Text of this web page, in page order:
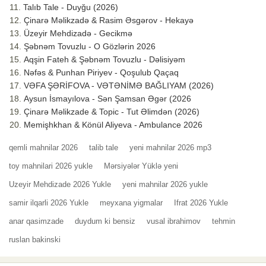
Talıb Tale - Duyğu (2026)
Çinarə Məlikzadə & Rasim Əsgərov - Hekayə
Üzeyir Mehdizadə - Gecikmə
Şəbnəm Tovuzlu - O Gözlərin 2026
Aqşin Fateh & Şəbnəm Tovuzlu - Dəlisiyəm
Nəfəs & Punhan Piriyev - Qoşulub Qaçaq
VƏFA ŞƏRİFOVA - VƏTƏNİMƏ BAĞLIYAM (2026)
Aysun İsmayılova - Sən Şamsan Əgər (2026
Çinarə Məlikzade & Topic - Tut Əlimdən (2026)
Memişhkhan & Könül Aliyeva - Ambulance 2026
qemli mahnilar 2026 talib tale yeni mahnilar 2026 mp3
toy mahnilari 2026 yukle Mərsiyələr Yüklə yeni
Uzeyir Mehdizade 2026 Yukle yeni mahnilar 2026 yukle
samir ilqarli 2026 Yukle meyxana yigmalar Ifrat 2026 Yukle
anar qasimzade duydum ki bensiz vusal ibrahimov tehmin
ruslan bakinski